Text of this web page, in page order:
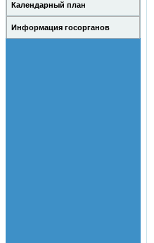
Календарный план
Информация госорганов